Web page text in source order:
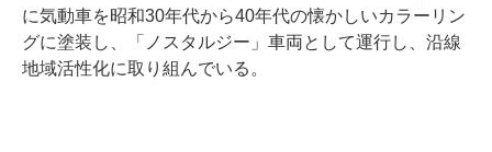
に気動車を昭和30年代から40年代の懐かしいカラーリン
グに塗装し、「ノスタルジー」車両として運行し、沿線
地域活性化に取り組んでいる。